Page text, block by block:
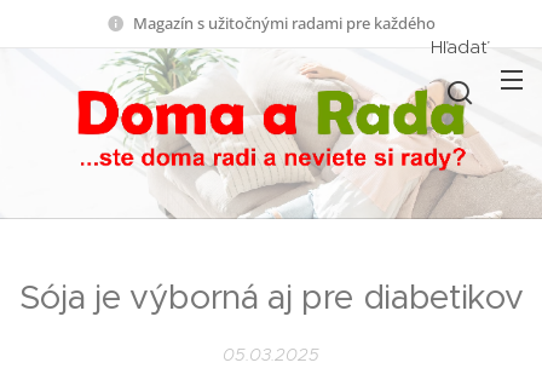
Magazín s užitočnými radami pre každého
Hľadať
Sója je výborná aj pre diabetikov
05.03.2025